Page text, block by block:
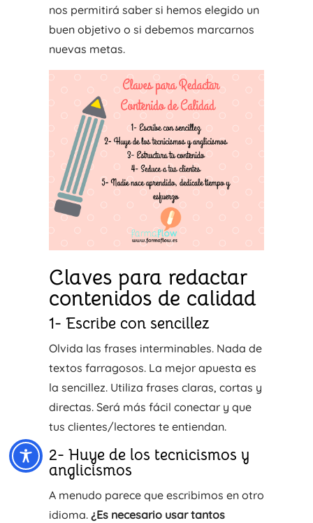
nos permitirá saber si hemos elegido un
buen objetivo o si debemos marcarnos
nuevas metas.
Claves para redactar
contenidos de calidad
1- Escribe con sencillez
Olvida las frases interminables. Nada de
textos farragosos. La mejor apuesta es
la sencillez. Utiliza frases claras, cortas y
directas. Será más fácil conectar y que
tus clientes/lectores te entiendan.
2- Huye de los tecnicismos y
anglicismos
A menudo parece que escribimos en otro
idioma. ¿Es necesario usar tantos